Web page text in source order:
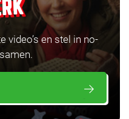
video’s en stel in no-